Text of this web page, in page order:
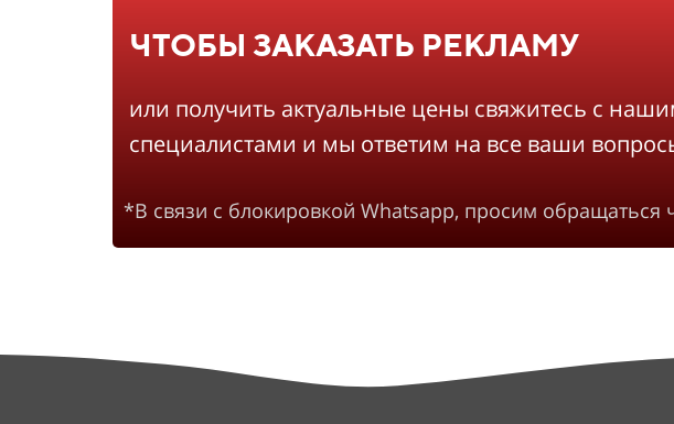
ЧТОБЫ ЗАКАЗАТЬ РЕКЛАМУ
или получить актуальные цены свяжитесь с
специалистами и мы ответим на все ваши
*В связи с блокировкой Whatsapp, просим